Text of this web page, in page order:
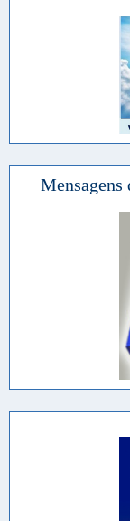
Mensagens